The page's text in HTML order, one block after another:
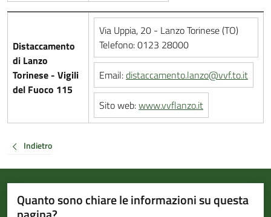
Distaccamento
di Lanzo
Torinese - Vigili
del Fuoco 115
Via Uppia, 20 - Lanzo Torinese (TO)
Telefono: 0123 28000
Email:distaccamento.lanzo@vvf.to.it
Sito web:www.vvflanzo.it
Indietro
Quanto sono chiare le informazioni su questa